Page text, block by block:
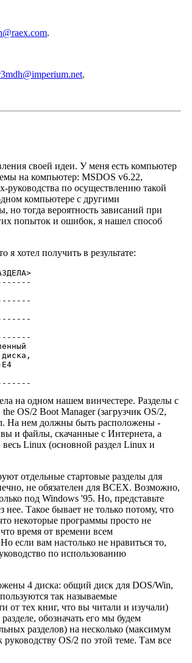
.
.
своей идеи. У меня есть компьютер
на компьютер: MSDOS v6.22,
по осуществлению такой
компьютере с другими
тогда вероятность зависаний при
попыток и ошибок, я нашел способ
я хотел получить в результате:
на одном нашем винчестере. Разделы с
OS/2 Boot Manager (загрузчик OS/2,
На нем должны быть расположены -
и файлы, скачанные с Интернета, а
Linux (основной раздел Linux и
отдельные стартовые разделы для
не обязателен для ВСЕХ. Возможно,
под Windows '95. Но, представьте
Такое бывает не только потому, что
некоторые программы просто не
время от времени всем
если вам настолько не нравиться то,
по использованию
4 диска: общий диск для DOS/Win,
так называемые
тех книг, что вы читали и изучали)
обозначать его мы будем
разделов) на несколько (максимум
OS/2 по этой теме. Там все